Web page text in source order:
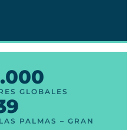
GLOBALES
PALMAS – GRAN